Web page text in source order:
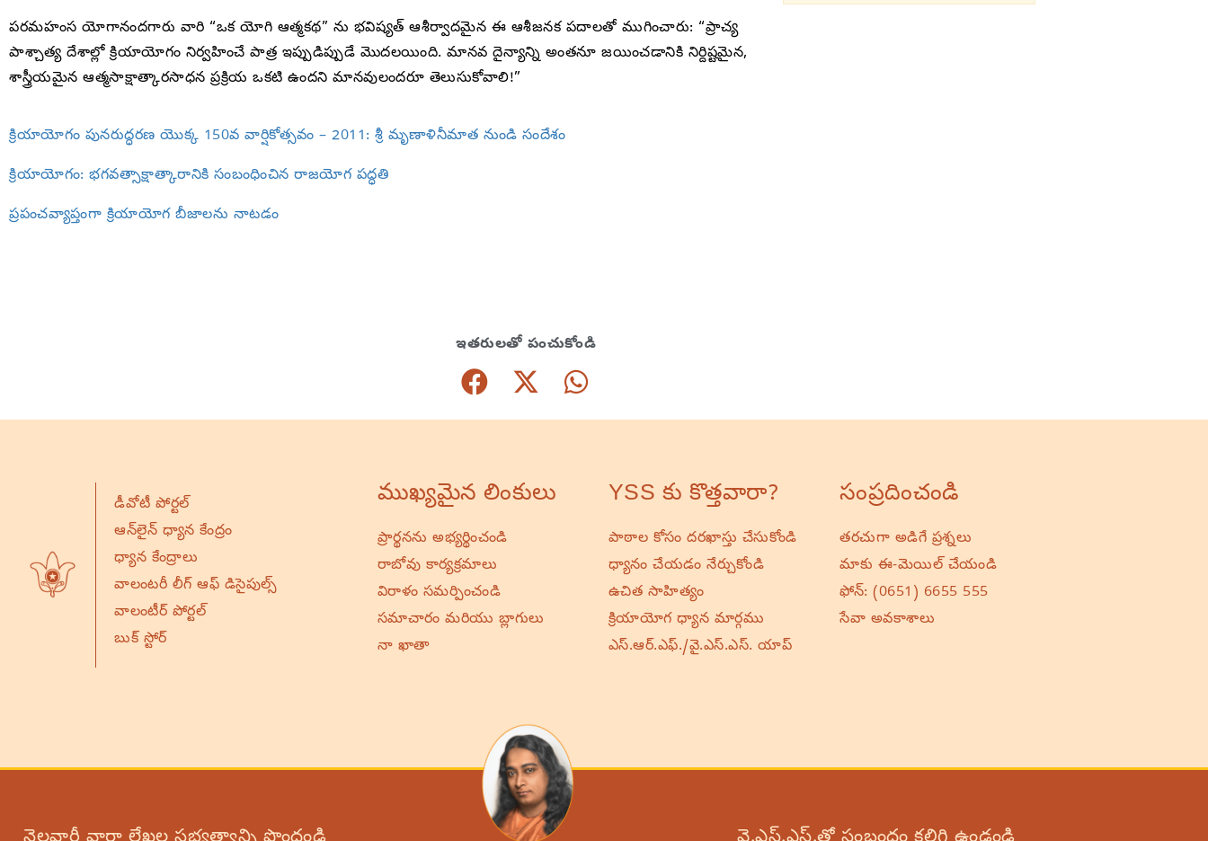
పరమహంస యోగానందగారు వారి “ఒక యోగి ఆత్మకథ” ను భవిష్యత్ ఆశీర్వాదమైన ఈ ఆశీజనక పదాలతో ముగించారు: “ప్రాచ్య
పాశ్చాత్య దేశాల్లో క్రియాయోగం నిర్వహించే పాత్ర ఇప్పుడిప్పుడే మొదలయింది. మానవ దైన్యాన్ని అంతనూ జయించడానికి నిర్దిష్టమైన,
శాస్త్రీయమైన ఆత్మసాక్షాత్కారసాధన ప్రక్రియ ఒకటి ఉందని మానవులందరూ తెలుసుకోవాలి!”
క్రియాయోగం పునరుద్ధరణ యొక్క 150వ వార్షికోత్సవం – 2011: శ్రీ మృణాళినీమాత నుండి సందేశం
క్రియాయోగం: భగవత్సాక్షాత్కారానికి సంబంధించిన రాజయోగ పద్ధతి
ప్రపంచవ్యాప్తంగా క్రియాయోగ బీజాలను నాటడం
ఇతరులతో పంచుకోండి
డీవోటీ పోర్టల్
ఆన్‌లైన్ ధ్యాన కేంద్రం
ధ్యాన కేంద్రాలు
వాలంటరీ లీగ్ ఆఫ్ డిసైపుల్స్
వాలంటీర్ పోర్టల్
బుక్ స్టోర్
ముఖ్యమైన లింకులు
ప్రార్థనను అభ్యర్థించండి
రాబోవు కార్యక్రమాలు
విరాళం సమర్పించండి
సమాచారం మరియు బ్లాగులు
నా ఖాతా
YSS కు కొత్తవారా?
పాఠాల కోసం దరఖాస్తు చేసుకోండి
ధ్యానం చేయడం నేర్చుకోండి
ఉచిత సాహిత్యం
క్రియాయోగ ధ్యాన మార్గము
ఎస్.ఆర్.ఎఫ్./వై.ఎస్.ఎస్. యాప్
సంప్రదించండి
తరచుగా అడిగే ప్రశ్నలు
మాకు ఈ-మెయిల్ చేయండి
ఫోన్:(0651) 6655 555
సేవా అవకాశాలు